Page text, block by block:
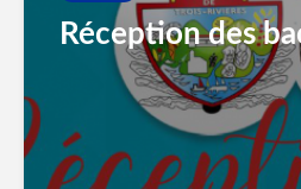
Réception des